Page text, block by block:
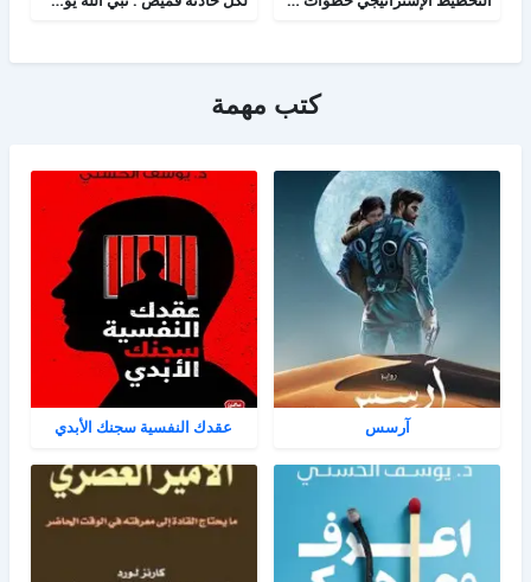
كتب مهمة
آرسس عقدك النفسية سجنك الأبدي